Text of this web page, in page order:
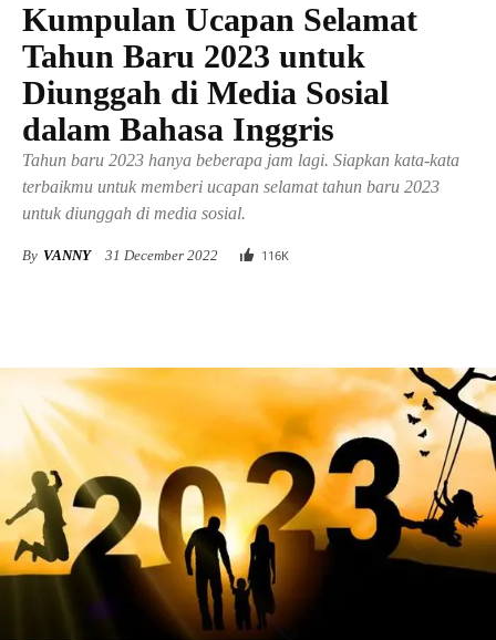
Kumpulan Ucapan Selamat
Tahun Baru 2023 untuk
Diunggah di Media Sosial
dalam Bahasa Inggris
Tahun baru 2023 hanya beberapa jam lagi. Siapkan kata-kata
terbaikmu untuk memberi ucapan selamat tahun baru 2023
untuk diunggah di media sosial.
By VANNY 31 December 2022 116K